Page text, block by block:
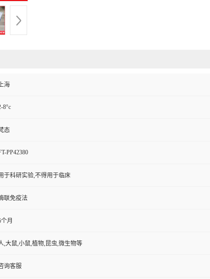
海
8°c
态
PP42380
于科研实验,不得用于临床
联免疫法
月
,大鼠,小鼠,植物,昆虫,微生物等
询客服